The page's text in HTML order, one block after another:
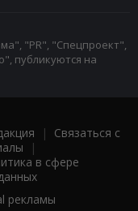
"PR", "Спецпроект",
публикуются на
| Связаться с
|
в сфере
рекламы